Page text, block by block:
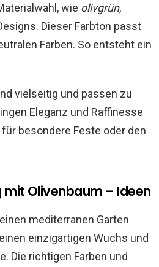
wie olivgrün,
Dieser Farbton passt
Farben. So entsteht ein
vielseitig und passen zu
Eleganz und Raffinesse
besondere Feste oder den
Olivenbaum – Ideen
mediterranen Garten
einzigartigen Wuchs und
Die richtigen Farben und